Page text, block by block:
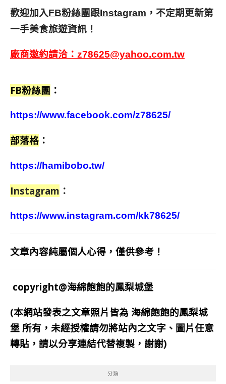
歡迎加入FB粉絲團跟Instagram ，不定期更新第
一手美食旅遊資訊！
廠商邀約請洽： z78625@yahoo.com.tw
FB粉絲團 ：
https://www.facebook.com/z78625/
部落格 ：
https://hamibobo.tw/
Instagram ：
https://www.instagram.com/kk78625/
文章內容純屬個人心得，僅供參考！
copyright@海綿飽飽的鳳梨城堡
(本網站發表之文章照片皆為 海綿飽飽的鳳梨城
堡 所有，未經授權請勿將站內之文字、圖片任意
轉貼，請以分享連結代替複製，謝謝)
分類